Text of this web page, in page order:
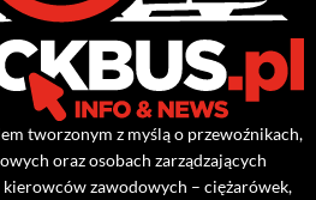
tworzonym z myślą o przewoźnikach,
oraz osobach zarządzających
zawodowych – ciężarówek,